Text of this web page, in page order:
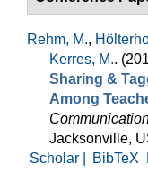
Rehm, M.,
Kerres, M..
Sharing &
Among
Jacksonville,
Scholar |
BibTeX